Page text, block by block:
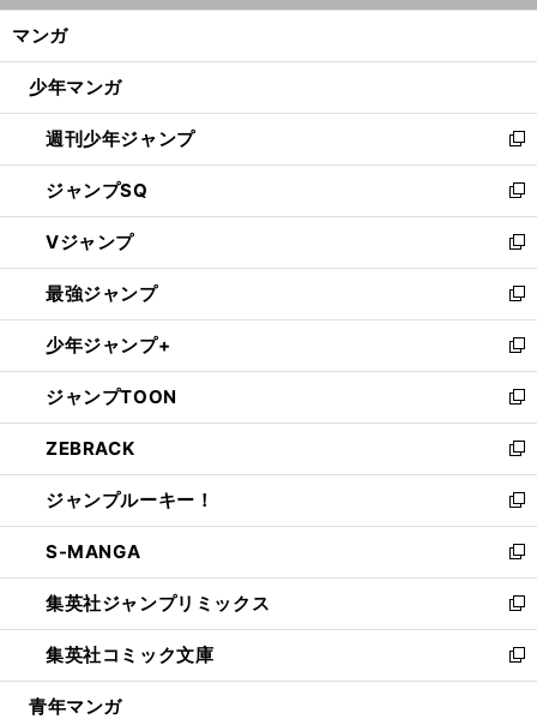
ン
ウ
開
く
マンガ
少年マンガ
週刊少年ジャンプ
新
し
い
ウ
ィ
ン
ド
ウ
で
開
く
ジャンプSQ
新
し
い
ウ
ィ
ン
ド
ウ
で
開
く
Vジャンプ
新
し
い
ウ
ィ
ン
ド
ウ
で
開
く
最強ジャンプ
新
し
い
ウ
ィ
ン
ド
ウ
で
開
く
少年ジャンプ+
新
し
い
ウ
ィ
ン
ド
ウ
で
開
く
ジャンプTOON
新
し
い
ウ
ィ
ン
ド
ウ
で
開
く
ZEBRACK
新
し
い
ウ
ィ
ン
ド
ウ
で
開
ジャンプルーキー！
新
し
い
ウ
ィ
ン
ド
ウ
S-MANGA
新
し
い
ウ
ィ
ン
集英社ジャンプリミックス
新
し
い
ウ
集英社コミック文庫
新
し
青年マンガ